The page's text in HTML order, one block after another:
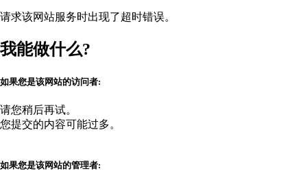
请求该网站服务时出现了超时错误。
我能做什么?
如果您是该网站的访问者:
请您稍后再试。
您提交的内容可能过多。
如果您是该网站的管理者: